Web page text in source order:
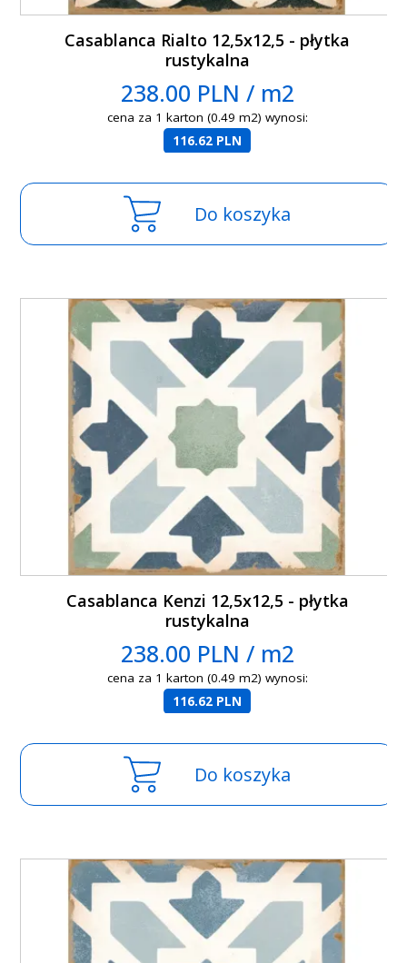
Casablanca Rialto 12,5x12,5 - płytka
rustykalna
238.00 PLN / m2
cena za 1 karton (0.49 m2) wynosi:
116.62 PLN
Do koszyka
Casablanca Kenzi 12,5x12,5 - płytka
rustykalna
238.00 PLN / m2
cena za 1 karton (0.49 m2) wynosi:
116.62 PLN
Do koszyka